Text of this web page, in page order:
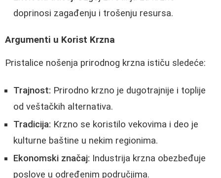
doprinosi zagađenju i trošenju resursa.
Argumenti u Korist Krzna
Pristalice nošenja prirodnog krzna ističu sledeće:
Trajnost: Prirodno krzno je dugotrajnije i toplije
od veštačkih alternativa.
Tradicija: Krzno se koristilo vekovima i deo je
kulturne baštine u nekim regionima.
Ekonomski značaj: Industrija krzna obezbeđuje
poslove u određenim područjima.